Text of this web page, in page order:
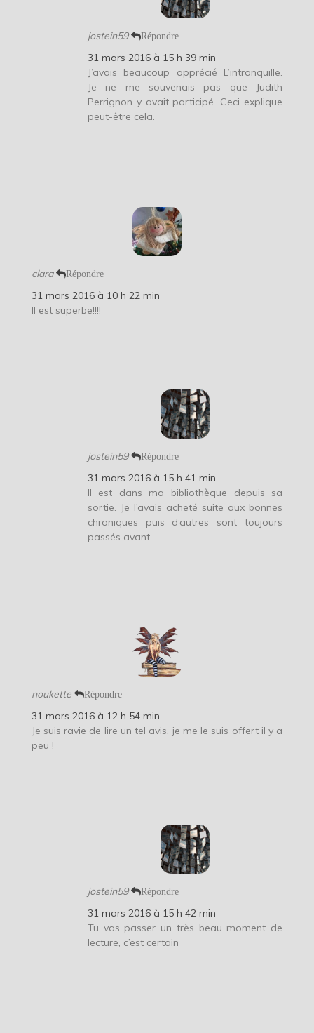
jostein59 Répondre
31 mars 2016 à 15 h 39 min
J’avais beaucoup apprécié L’intranquille.
Je ne me souvenais pas que Judith
Perrignon y avait participé. Ceci explique
peut-être cela.
clara Répondre
31 mars 2016 à 10 h 22 min
Il est superbe!!!!
jostein59 Répondre
31 mars 2016 à 15 h 41 min
Il est dans ma bibliothèque depuis sa
sortie. Je l’avais acheté suite aux bonnes
chroniques puis d’autres sont toujours
passés avant.
noukette Répondre
31 mars 2016 à 12 h 54 min
Je suis ravie de lire un tel avis, je me le suis offert il y a
peu !
jostein59 Répondre
31 mars 2016 à 15 h 42 min
Tu vas passer un très beau moment de
lecture, c’est certain